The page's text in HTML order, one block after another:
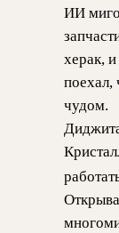
ИИ
херак,
поехал,
чудом.